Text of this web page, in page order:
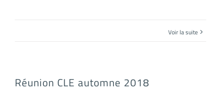
Voir la suite
Réunion CLE automne 2018